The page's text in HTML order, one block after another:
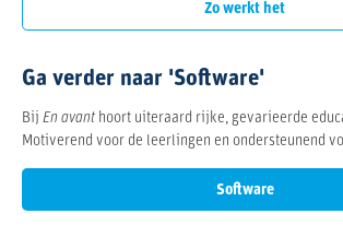
Zo werkt het
Ga verder naar 'Software'
Bij En avant hoort uiteraard rijke, gevarieerde
Motiverend voor de leerlingen en ondersteunend
Software